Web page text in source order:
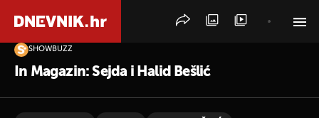
SHOWBUZZ
In Magazin: Sejda i Halid Bešlić
PRETRAŽITE VIJESTI